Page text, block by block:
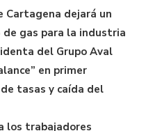
Cartagena dejará un
gas para la industria
del Grupo Aval
en primer
tasas y caída del
los trabajadores